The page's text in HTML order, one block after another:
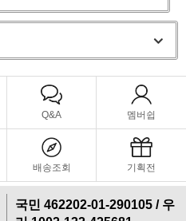
Q&A 멤버쉽
배송조회 기획전
국민 462202-01-290105 / 우